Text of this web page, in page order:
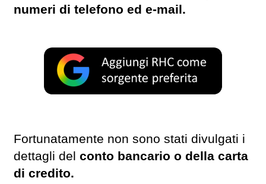
numeri di telefono ed e-mail.
Fortunatamente non sono stati divulgati i
dettagli del conto bancario o della carta
di credito.